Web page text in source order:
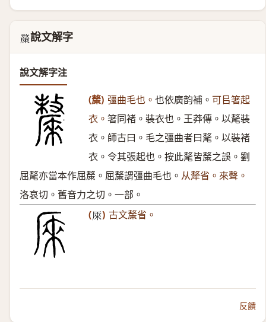
𣀗說文解字
說文解字注
(斄) 彊曲毛也。 也依廣韵補。 可㠯箸起
衣。 箸同褚。裝衣也。王莽傳。以氂裝
衣。師古曰。毛之彊曲者曰氂。以裝褚
衣。令其張起也。按此氂皆斄之誤。劉
屈氂亦當本作屈斄。屈斄謂彊曲毛也。 从犛省。來聲。
洛哀切。舊音力之切。一部。
(𠩬 ) 古文斄省。
反饋